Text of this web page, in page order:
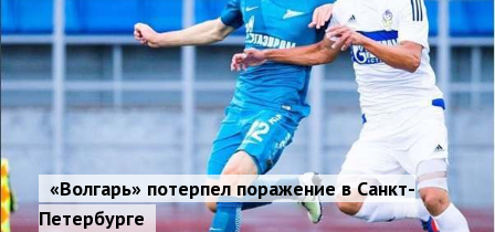
«Волгарь» потерпел поражение в Санкт-
Петербурге